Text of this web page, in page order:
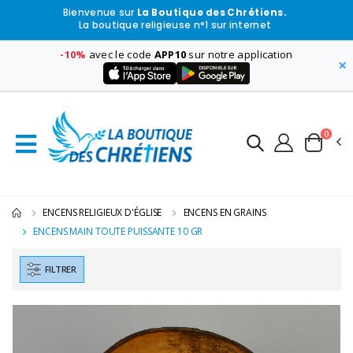
Bienvenue sur La Boutique des Chrétiens.
La boutique religieuse n°1 sur internet
-10% avec le code APP10 sur notre application
×
0
ENCENS RELIGIEUX D'ÉGLISE
ENCENS EN GRAINS
ENCENS MAIN TOUTE PUISSANTE 10 GR
FILTRER